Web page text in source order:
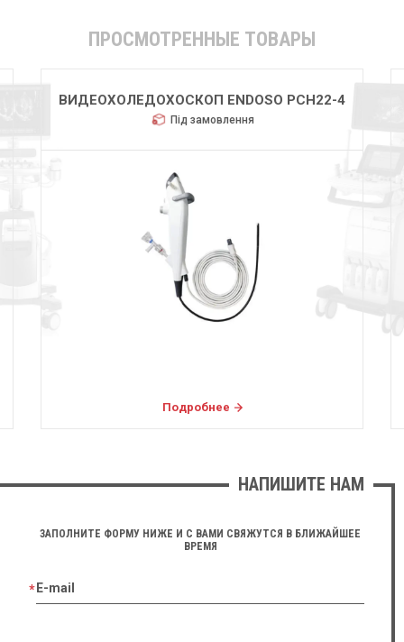
ПРОСМОТРЕННЫЕ ТОВАРЫ
ВИДЕОХОЛЕДОХОСКОП ENDOSO PCH22-4
Під замовлення
Подробнее
НАПИШИТЕ НАМ
ЗАПОЛНИТЕ ФОРМУ НИЖЕ И С ВАМИ СВЯЖУТСЯ В БЛИЖАЙШЕЕ
ВРЕМЯ
E-mail